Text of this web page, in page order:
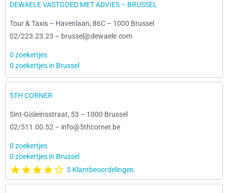
DEWAELE VASTGOED MET ADVIES – BRUSSEL
Tour & Taxis – Havenlaan, 86C – 1000 Brussel
02/223.23.23 – brussel@dewaele.com
0 zoekertjes
0 zoekertjes in Brussel
5TH CORNER
Sint-Gisleinsstraat, 53 – 1000 Brussel
02/511.00.52 – info@5thcorner.be
0 zoekertjes
0 zoekertjes in Brussel
5 Klantbeoordelingen